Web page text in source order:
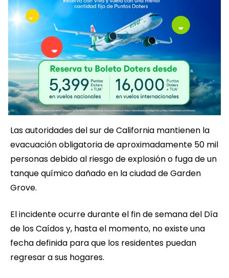
Las autoridades del sur de California mantienen la
evacuación obligatoria de aproximadamente 50 mil
personas debido al riesgo de explosión o fuga de un
tanque químico dañado en la ciudad de Garden
Grove.
El incidente ocurre durante el fin de semana del Día
de los Caídos y, hasta el momento, no existe una
fecha definida para que los residentes puedan
regresar a sus hogares.